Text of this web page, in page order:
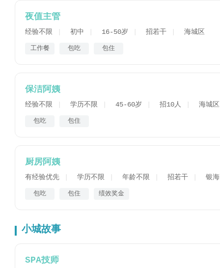
夜值主管
经验不限 初中 16-50岁 招若干 海城区
工作餐 包吃 包住
保洁阿姨
经验不限 学历不限 45-60岁 招10人 海城区
包吃 包住
厨房阿姨
有经验优先 学历不限 年龄不限 招若干 银
包吃 包住 绩效奖金
小城故事
SPA技师